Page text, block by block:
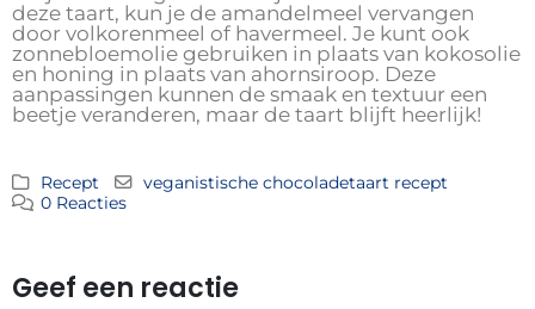
deze taart, kun je de amandelmeel vervangen
door volkorenmeel of havermeel. Je kunt ook
zonnebloemolie gebruiken in plaats van kokosolie
en honing in plaats van ahornsiroop. Deze
aanpassingen kunnen de smaak en textuur een
beetje veranderen, maar de taart blijft heerlijk!
Recept
veganistische chocoladetaart recept
0 Reacties
Geef een reactie